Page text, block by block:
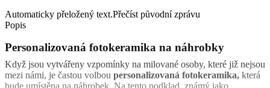
Automaticky přeložený text.Přečíst původní zprávu
Popis
Personalizovaná fotokeramika na náhrobky
Když jsou vytvářeny vzpomínky na milované osoby, které již nejsou
mezi námi, je častou volbou personalizovaná fotokeramika, která